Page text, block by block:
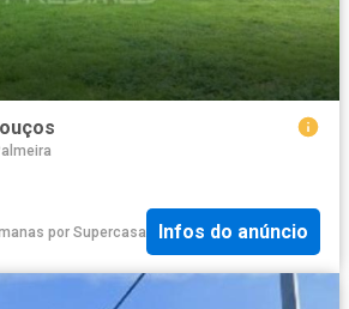
por Supercasa Infos do anúncio